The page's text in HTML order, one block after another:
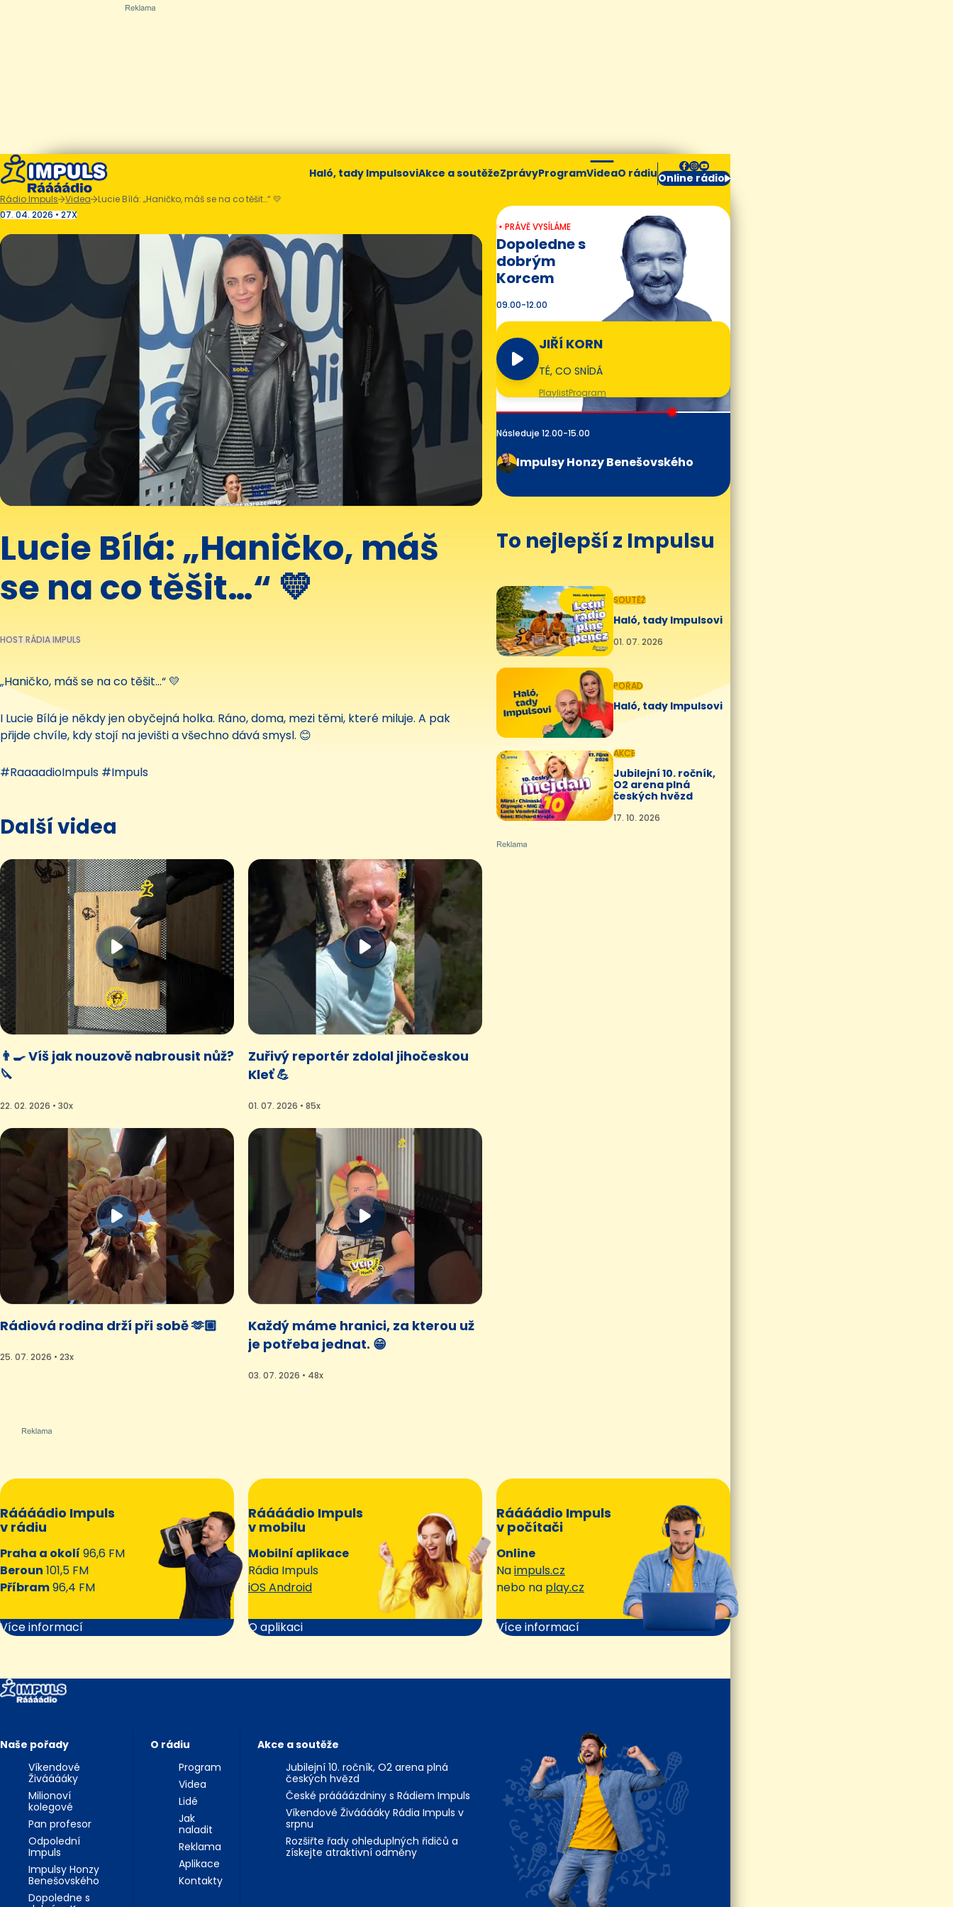
Haló, tady ImpulsoviAkce a soutěžeZprávyProgramVideaO rádiuOnline rádio
Rádio Impuls Videa
Lucie Bílá: „Haničko, máš se na co těšit…“ 💛
07. 04. 2026 • 27X
Lucie Bílá: „Haničko, máš
se na co těšit…“ 💛
HOST RÁDIA IMPULS
„Haničko, máš se na co těšit…“ 💛
I Lucie Bílá je někdy jen obyčejná holka. Ráno, doma, mezi těmi, které miluje. A pak
přijde chvíle, kdy stojí na jevišti a všechno dává smysl. 😊
#RaaaadioImpuls #Impuls
Další videa
👨‍🍳 Víš jak nouzově nabrousit nůž?
🔪
22. 02. 2026 • 30x
Zuřivý reportér zdolal jihočeskou
Kleť 💪
01. 07. 2026 • 85x
Rádiová rodina drží při sobě 🫶🏼
25. 07. 2026 • 23x
Každý máme hranici, za kterou už
je potřeba jednat. 😁
03. 07. 2026 • 48x
PRÁVĚ VYSÍLÁME
Dopoledne s
dobrým
Korcem
09.00-12.00
JIŘÍ KORN
TÉ, CO SNÍDÁ
PlaylistProgram
Následuje 12.00-15.00
Impulsy Honzy Benešovského
To nejlepší z Impulsu
SOUTĚŽ
Haló, tady Impulsovi
01. 07. 2026
POŘAD
Haló, tady Impulsovi
AKCE
Jubilejní 10. ročník,
O2 arena plná
českých hvězd
17. 10. 2026
Ráááádio Impuls
v rádiu
Praha a okolí 96,6 FM
Beroun 101,5 FM
Příbram96,4 FM
Více informací
Ráááádio Impuls
v mobilu
Mobilní aplikace
Rádia Impuls
iOS Android
O aplikaci
Ráááádio Impuls
v počítači
Online
Naimpuls.cz
nebo na play.cz
Více informací
Naše pořady
Víkendové
Živááááky
Milionoví
kolegové
Pan profesor
Odpolední
Impuls
Impulsy Honzy
Benešovského
Dopoledne s
O rádiu
Program
Videa
Lidé
Jak
naladit
Reklama
Aplikace
Kontakty
Akce a soutěže
Jubilejní 10. ročník, O2 arena plná
českých hvězd
České práááázdniny s Rádiem Impuls
Víkendové Živááááky Rádia Impuls v
srpnu
Rozšiřte řady ohleduplných řidičů a
získejte atraktivní odměny